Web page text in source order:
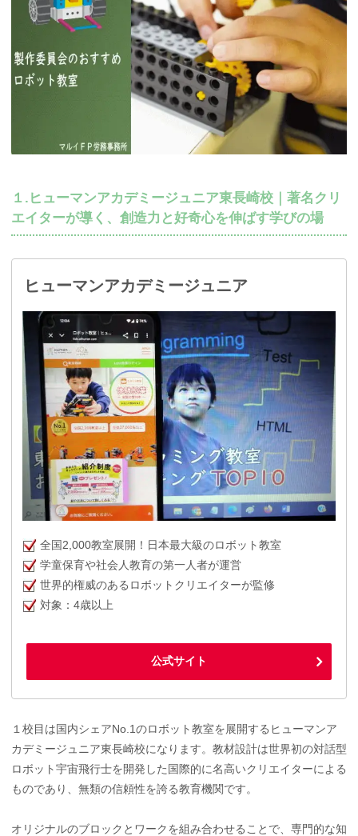
１.ヒューマンアカデミージュニア東長崎校｜著名クリ
エイターが導く、創造力と好奇心を伸ばす学びの場
ヒューマンアカデミージュニア
全国2,000教室展開！日本最大級のロボット教室
学童保育や社会人教育の第一人者が運営
世界的権威のあるロボットクリエイターが監修
対象：4歳以上
公式サイト
１校目は国内シェアNo.1のロボット教室を展開するヒューマンア
カデミージュニア東長崎校になります。教材設計は世界初の対話型
ロボット宇宙飛行士を開発した国際的に名高いクリエイターによる
ものであり、無類の信頼性を誇る教育機関です。
オリジナルのブロックとワークを組み合わせることで、専門的な知